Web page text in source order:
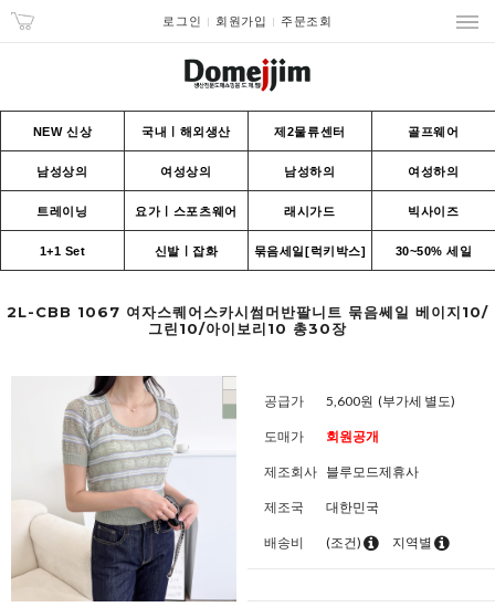
로그인 회원가입 주문조회
NEW 신상 국내ㅣ해외생산 제2물류센터 골프웨어
남성상의 여성상의 남성하의 여성하의
트레이닝 요가ㅣ스포츠웨어 래시가드 빅사이즈
1+1 Set 신발ㅣ잡화 묶음세일[럭키박스] 30~50% 세일
2L-CBB 1067 여자스퀘어스카시썸머반팔니트 묶음쎄일 베이지10/
그린10/아이보리10 총30장
공급가 5,600원 (부가세 별도)
도매가 회원공개
제조회사 블루모드제휴사
제조국 대한민국
배송비 (조건) 지역별